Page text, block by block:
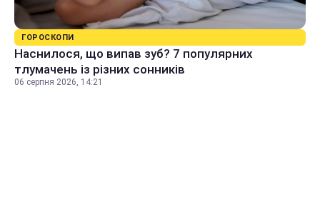
ГОРОСКОПИ
Наснилося, що випав зуб? 7 популярних
тлумачень із різних сонників
06 серпня 2026, 14:21